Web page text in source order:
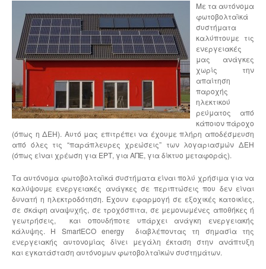
Με τα αυτόνομα
φωτοβολταϊκά
συστήματα
καλύπτουμε τις
ενεργειακές
μας ανάγκες
χωρίς την
απαίτηση
παροχής
ηλεκτικού
ρεύματος από
κάποιον πάροχο
(όπως η ΔΕΗ). Αυτό μας επιτρέπει να έχουμε πλήρη αποδέσμευση
από όλες τις “παράπλευρες χρεώσεις” των λογαριασμών ΔΕΗ
(όπως είναι χρέωση για ΕΡΤ, για ΑΠΕ, για δίκτυο μεταφοράς).
Τα αυτόνομα φωτοβολταϊκά συστήματα είναι πολύ χρήσιμα για να
καλύψουμε ενεργειακές ανάγκες σε περιπτώσεις που δεν είναι
δυνατή η ηλεκτροδότηση. Εχουν εφαρμογή σε εξοχικές κατοικίες,
σε σκάφη αναψυχής, σε τροχόσπιτα, σε μεμονωμένες αποθήκες ή
γεωτρήσεις, και οπουδήποτε υπάρχει ανάγκη ενεργειακής
κάλυψης. Η SmartECO energy διαβλέποντας τη σημασία της
ενεργειακής αυτονομίας δίνει μεγάλη έκταση στην ανάπτυξη
και εγκατάσταση αυτόνομων φωτοβολταϊκών συστημάτων.